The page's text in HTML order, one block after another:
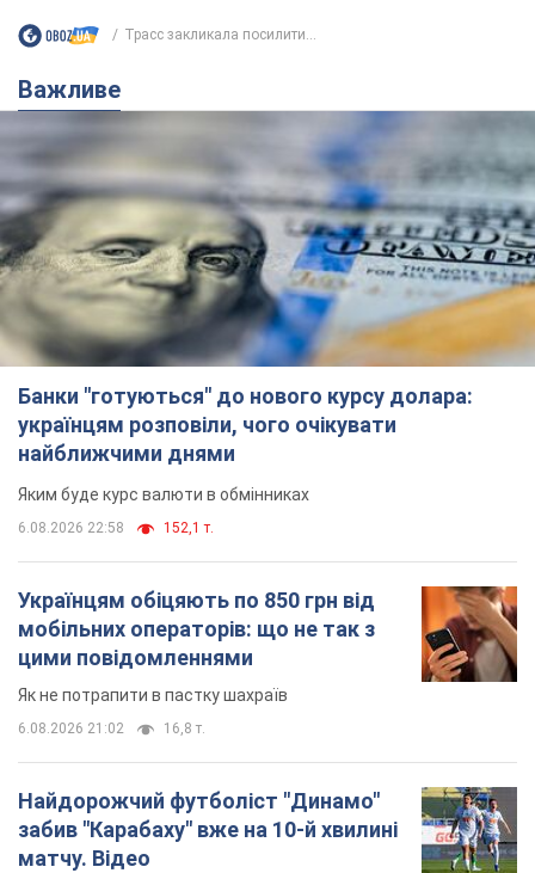
Трасс закликала посилити...
Важливе
Банки "готуються" до нового курсу долара:
українцям розповіли, чого очікувати
найближчими днями
Яким буде курс валюти в обмінниках
6.08.2026 22:58 152,1 т.
Українцям обіцяють по 850 грн від
мобільних операторів: що не так з
цими повідомленнями
Як не потрапити в пастку шахраїв
6.08.2026 21:02 16,8 т.
Найдорожчий футболіст "Динамо"
забив "Карабаху" вже на 10-й хвилині
матчу. Відео